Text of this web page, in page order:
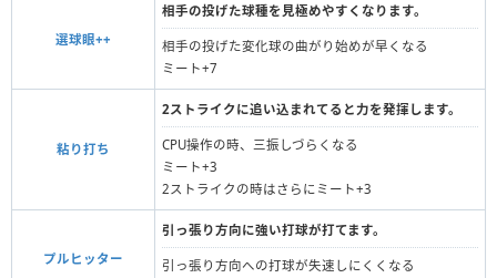
選球眼++
相手の投げた球種を見極めやすくなります。
相手の投げた変化球の曲がり始めが早くなる
ミート+7
粘り打ち
2ストライクに追い込まれてると力を発揮します。
CPU操作の時、三振しづらくなる
ミート+3
2ストライクの時はさらにミート+3
プルヒッター
引っ張り方向に強い打球が打てます。
引っ張り方向への打球が失速しにくくなる